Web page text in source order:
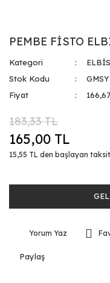
PEMBE FİSTO
Kategori
Stok Kodu
Fiyat
183,33 TL
165,00 TL
15,55 TL den başlayan
Yorum Yaz
Paylaş